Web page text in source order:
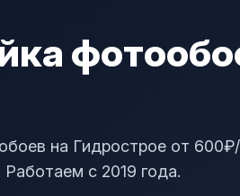
на Гидрострое от
Работаем с 2019 года.